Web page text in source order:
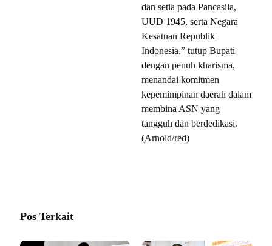
dan setia pada Pancasila,
UUD 1945, serta Negara
Kesatuan Republik
Indonesia,” tutup Bupati
dengan penuh kharisma,
menandai komitmen
kepemimpinan daerah dalam
membina ASN yang
tangguh dan berdedikasi.
(Arnold/red)
Pos Terkait